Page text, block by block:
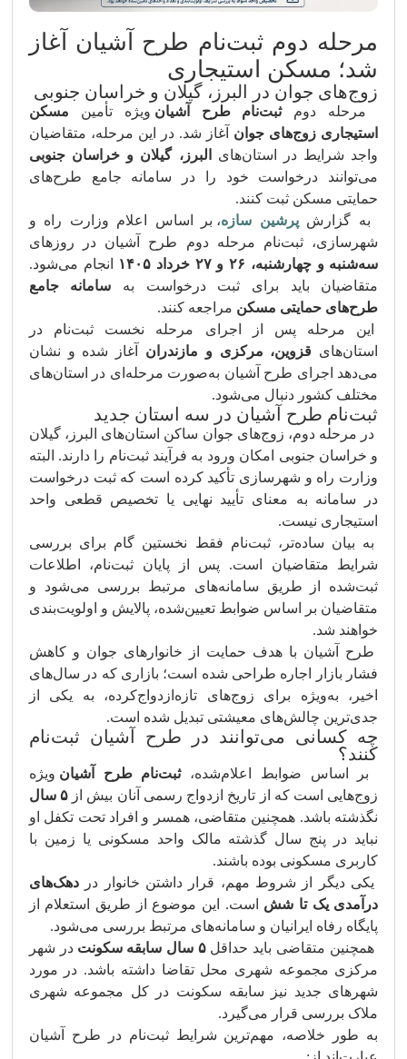
مرحله دوم ثبت‌نام طرح آشیان آغاز
شد؛ مسکن استیجاری
زوج‌های جوان در البرز، گیلان و خراسان جنوبی
مرحله دومثبت‌نام طرح آشیان ویژه تأمین مسکن
استیجاری زوج‌های جوان آغاز شد. در این مرحله، متقاضیان
واجد شرایط در استان‌های
البرز، گیلان و خراسان جنوبی
می‌توانند درخواست خود را در سامانه جامع طرح‌های
حمایتی مسکن ثبت کنند.
به گزارشپرشین سازه، بر اساس اعلام وزارت راه و
شهرسازی، ثبت‌نام مرحله دوم طرح آشیان در روزهای
سه‌شنبه و چهارشنبه، ۲۶ و ۲۷ خرداد ۱۴۰۵
انجام می‌شود.
متقاضیان باید برای ثبت درخواست به سامانه جامع
طرح‌های حمایتی مسکن مراجعه کنند.
این مرحله پس از اجرای مرحله نخست ثبت‌نام در
استان‌های قزوین، مرکزی و مازندران آغاز شده و نشان
می‌دهد اجرای طرح آشیان به‌صورت مرحله‌ای در استان‌های
مختلف کشور دنبال می‌شود.
ثبت‌نام طرح آشیان در سه استان جدید
در مرحله دوم، زوج‌های جوان ساکن استان‌های البرز، گیلان
و خراسان جنوبی امکان ورود به فرآیند ثبت‌نام را دارند. البته
وزارت راه و شهرسازی تأکید کرده است که ثبت درخواست
در سامانه به معنای تأیید نهایی یا تخصیص قطعی واحد
استیجاری نیست.
به بیان ساده‌تر، ثبت‌نام فقط نخستین گام برای بررسی
شرایط متقاضیان است. پس از پایان ثبت‌نام، اطلاعات
ثبت‌شده از طریق سامانه‌های مرتبط بررسی می‌شود و
متقاضیان بر اساس ضوابط تعیین‌شده، پالایش و اولویت‌بندی
خواهند شد.
طرح آشیان با هدف حمایت از خانوارهای جوان و کاهش
فشار بازار اجاره طراحی شده است؛ بازاری که در سال‌های
اخیر، به‌ویژه برای زوج‌های تازه‌ازدواج‌کرده، به یکی از
جدی‌ترین چالش‌های معیشتی تبدیل شده است.
چه کسانی می‌توانند در طرح آشیان ثبت‌نام
کنند؟
بر اساس ضوابط اعلام‌شده،ثبت‌نام طرح آشیان ویژه
زوج‌هایی است که از تاریخ ازدواج رسمی آنان بیش از ۵ سال
نگذشته باشد. همچنین متقاضی، همسر و افراد تحت تکفل او
نباید در پنج سال گذشته مالک واحد مسکونی یا زمین با
کاربری مسکونی بوده باشند.
یکی دیگر از شروط مهم، قرار داشتن خانوار دردهک‌های
درآمدی یک تا شش است. این موضوع از طریق استعلام از
پایگاه رفاه ایرانیان و سامانه‌های مرتبط بررسی می‌شود.
همچنین متقاضی باید حداقل۵ سال سابقه سکونت
در شهر
مرکزی مجموعه شهری محل تقاضا داشته باشد. در مورد
شهرهای جدید نیز سابقه سکونت در کل مجموعه شهری
ملاک بررسی قرار می‌گیرد.
به طور خلاصه، مهم‌ترین شرایط ثبت‌نام در طرح آشیان